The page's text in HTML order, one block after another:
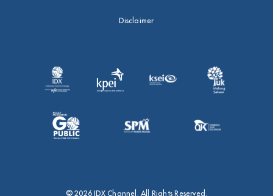
Disclaimer
© 2026 IDX Channel. All Rights Reserved.